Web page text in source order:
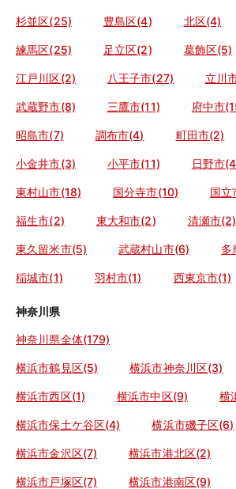
杉並区(25) 豊島区(4) 北区(4)
練馬区(25) 足立区(2) 葛飾区(5)
江戸川区(2) 八王子市(27) 立川
武蔵野市(8) 三鷹市(11) 府中市
昭島市(7) 調布市(4) 町田市(2)
小金井市(3) 小平市(11) 日野市
東村山市(18) 国分寺市(10) 国立
福生市(2) 東大和市(2) 清瀬市(2)
東久留米市(5) 武蔵村山市(6) 多
稲城市(1) 羽村市(1) 西東京市(1)
神奈川県
神奈川県全体(179)
横浜市鶴見区(5) 横浜市神奈川区(3)
横浜市西区(1) 横浜市中区(9) 横
横浜市保土ケ谷区(4) 横浜市磯子区(6)
横浜市金沢区(7) 横浜市港北区(2)
横浜市戸塚区(7) 横浜市港南区(9)